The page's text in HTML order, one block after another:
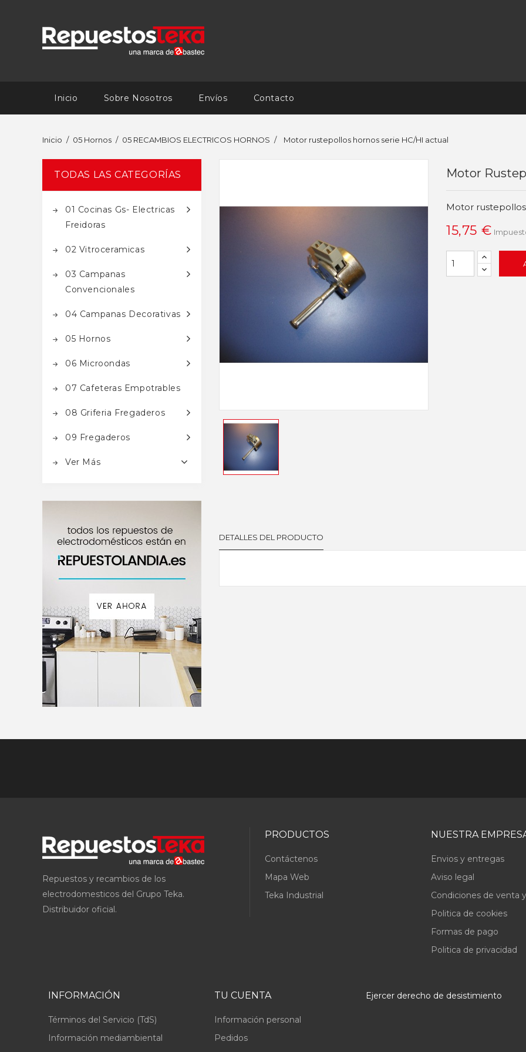
Inicio Sobre Nosotros Envíos Contacto
Inicio 05 Hornos 05 RECAMBIOS ELECTRICOS HORNOS Motor rustepollos hornos serie HC/HI actual
TODAS LAS CATEGORÍAS
01 Cocinas Gs- Electricas
Freidoras
02 Vitroceramicas
03 Campanas
Convencionales
04 Campanas Decorativas
05 Hornos
06 Microondas
07 Cafeteras Empotrables
08 Griferia Fregaderos
09 Fregaderos
Ver Más
Motor
Motor
15,75 €
DETALLES DEL PRODUCTO
Repuestos y recambios de los
electrodomesticos del Grupo Teka.
Distribuidor oficial.
PRODUCTOS
Contáctenos
Mapa Web
Teka Industrial
NUESTRA
Envios y entregas
Aviso legal
Condiciones de venta
Politica de cookies
Formas de pago
Politica de privacidad
INFORMACIÓN
Términos del Servicio (TdS)
Información mediambiental
TU CUENTA
Información personal
Pedidos
Ejercer derecho de desistimiento